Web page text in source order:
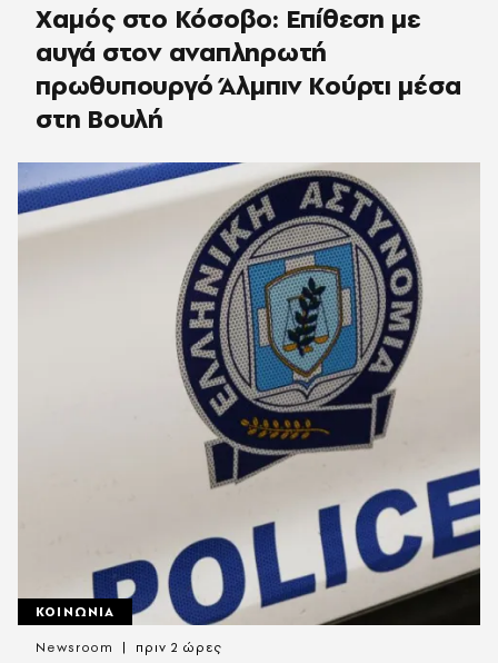
Χαμός στο Κόσοβο: Επίθεση με
αυγά στον αναπληρωτή
πρωθυπουργό Άλμπιν Κούρτι μέσα
στη Βουλή
ΚΟΙΝΩΝΙΑ
Newsroom πριν 2 ώρες